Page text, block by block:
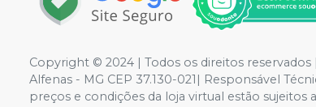
Copyright © 2024 | Todos os direitos
Alfenas - MG CEP 37.130-021| Responsável
preços e condições da loja virtual estão